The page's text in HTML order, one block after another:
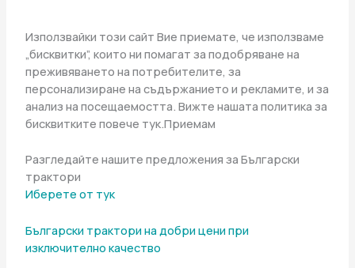
Използвайки този сайт Вие приемате, че използваме
„бисквитки”, които ни помагат за подобряване на
преживяването на потребителите, за
персонализиране на съдържанието и рекламите, и за
анализ на посещаемостта. Вижте нашата политика за
бисквитките повече тук.Приемам
Разгледайте нашите предложения за Български
трактори
Иберете от тук
Български трактори на добри цени при
изключително качество